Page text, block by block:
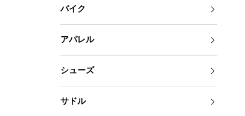
バイク
アパレル
シューズ
サドル